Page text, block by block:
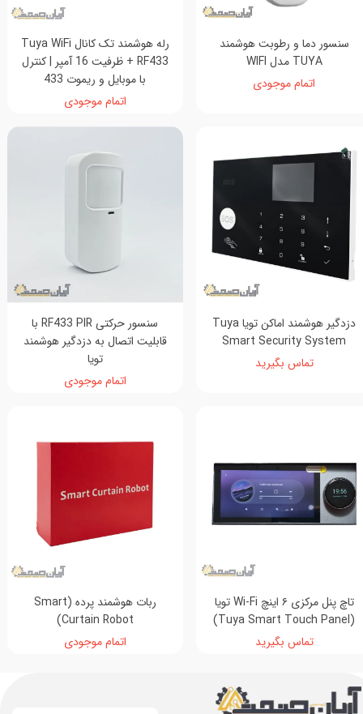
سنسور دما و رطوبت هوشمند
TUYA مدل WIFI
اتمام موجودی
رله هوشمند تک کانال Tuya WiFi
+ RF433 ظرفیت 16 آمپر | کنترل
با موبایل و ریموت 433
اتمام موجودی
دزدگیر هوشمند اماکن تویا Tuya
Smart Security System
تماس بگیرید
سنسور حرکتی RF433 PIR با
قابلیت اتصال به دزدگیر هوشمند
تویا
اتمام موجودی
تاچ پنل مرکزی ۶ اینچ Wi-Fi تویا
(Tuya Smart Touch Panel)
تماس بگیرید
ربات هوشمند پرده (Smart
Curtain Robot)
اتمام موجودی